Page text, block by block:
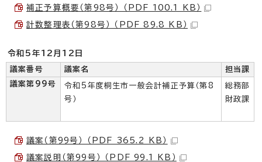
補正予算概要（第98号） （PDF 100.1 KB）
計数整理表（第98号） （PDF 89.8 KB）
令和5年12月12日
議案番号 議案名
担当課
議案第99号
令和5年度桐生市一般会計補正予算（第8
号）
総務部
財政課
議案（第99号） （PDF 365.2 KB）
議案説明（第99号） （PDF 99.1 KB）